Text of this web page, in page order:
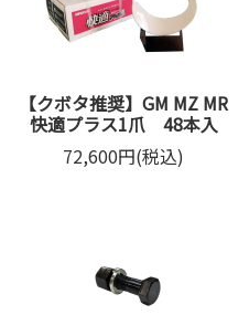
【クボタ推奨】GM MZ MR
快適プラス1爪 48本入
72,600円(税込)